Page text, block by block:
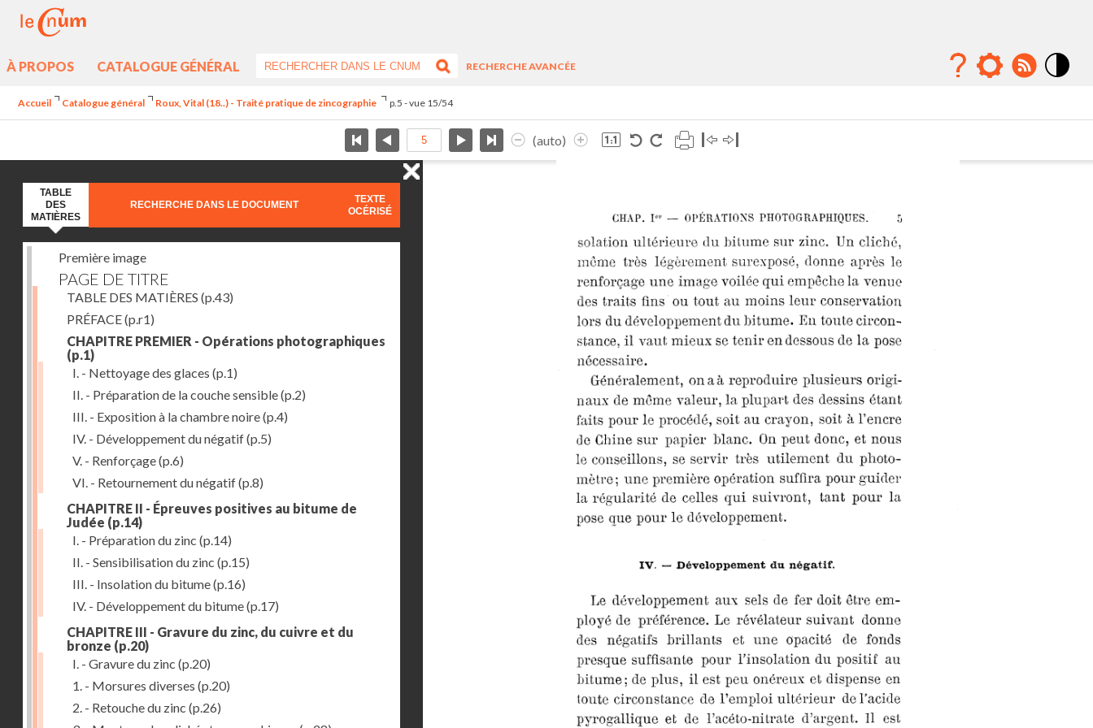
À PROPOS CATALOGUE GÉNÉRAL
RECHERCHE AVANCÉE
Accueil Catalogue général Roux, Vital (18..) - Traité pratique de zincographie p.5 - vue 15/54
(auto)
TABLE
DES
MATIÈRES
RECHERCHE DANS LE DOCUMENT
TEXTE
OCÉRISÉ
Première image
PAGE DE TITRE
TABLE DES MATIÈRES (p.43)
PRÉFACE(p.r1)
CHAPITRE PREMIER - Opérations photographiques
(p.1)
I. - Nettoyage des glaces (p.1)
II. - Préparation de la couche sensible(p.2)
III. - Exposition à la chambre noire(p.4)
IV. - Développement du négatif(p.5)
V. - Renforçage(p.6)
VI. - Retournement du négatif(p.8)
CHAPITRE II - Épreuves positives au bitume de
Judée (p.14)
I. - Préparation du zinc (p.14)
II. - Sensibilisation du zinc (p.15)
III. - Insolation du bitume(p.16)
IV. - Développement du bitume(p.17)
CHAPITRE III - Gravure du zinc, du cuivre et du
bronze (p.20)
I. - Gravure du zinc (p.20)
1. - Morsures diverses (p.20)
2. - Retouche du zinc (p.26)